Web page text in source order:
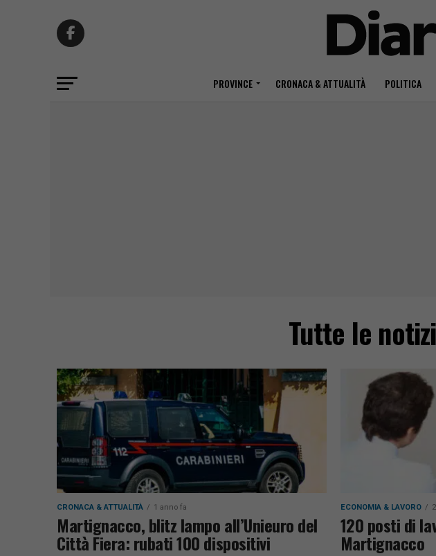
PROVINCE CRONACA & ATTUALITÀ POLITICA
Tutte le
CRONACA & ATTUALITÀ 1 anno fa
Martignacco, blitz lampo all’Unieuro del
Città Fiera: rubati 100 dispositivi
ECONOMIA & LAVORO
120 posti di
Martignacco